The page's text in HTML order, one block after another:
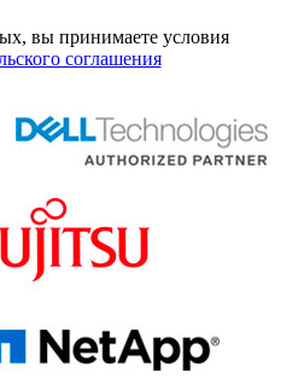
вы принимаете условия
соглашения